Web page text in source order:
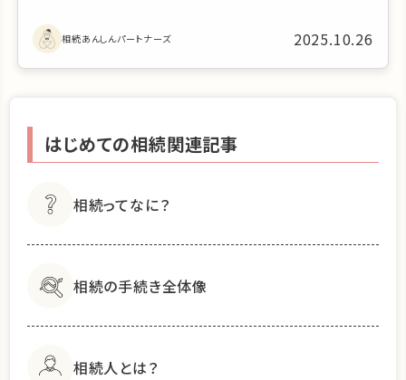
相続あんしんパートナーズ 2025.10.26
はじめての相続関連記事
相続ってなに？
相続の手続き全体像
相続人とは？